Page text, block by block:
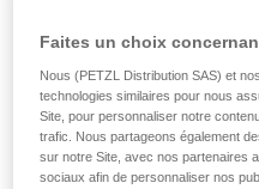
Faites un choix
Nous (PETZL Distribution SAS) et
technologies similaires pour nous
Site, pour personnaliser notre
trafic. Nous partageons également
sur notre Site, avec nos partenaires
sociaux afin de personnaliser nos